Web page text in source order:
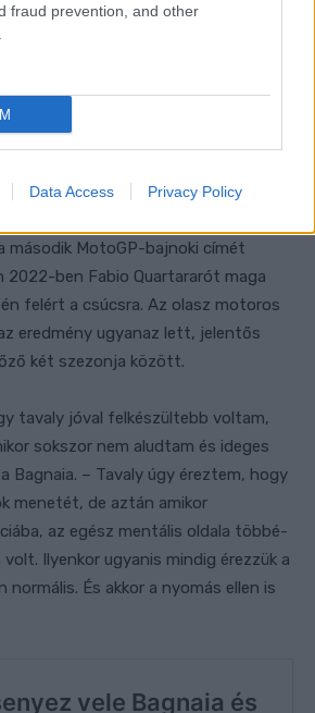
fraud prevention, and other
Data Access Privacy Policy
második MotoGP-bajnoki címét
ben Fabio Quartararót maga
felért a csúcsra. Az olasz motoros
eredmény ugyanaz lett, jelentős
két szezonja között.
tavaly jóval felkészültebb voltam,
sokszor nem aludtam és ideges
Bagnaia. – Tavaly úgy éreztem, hogy
menetét, de aztán amikor
az egész mentális oldala többé-
Ilyenkor ugyanis mindig érezzük a
És akkor a nyomás ellen is